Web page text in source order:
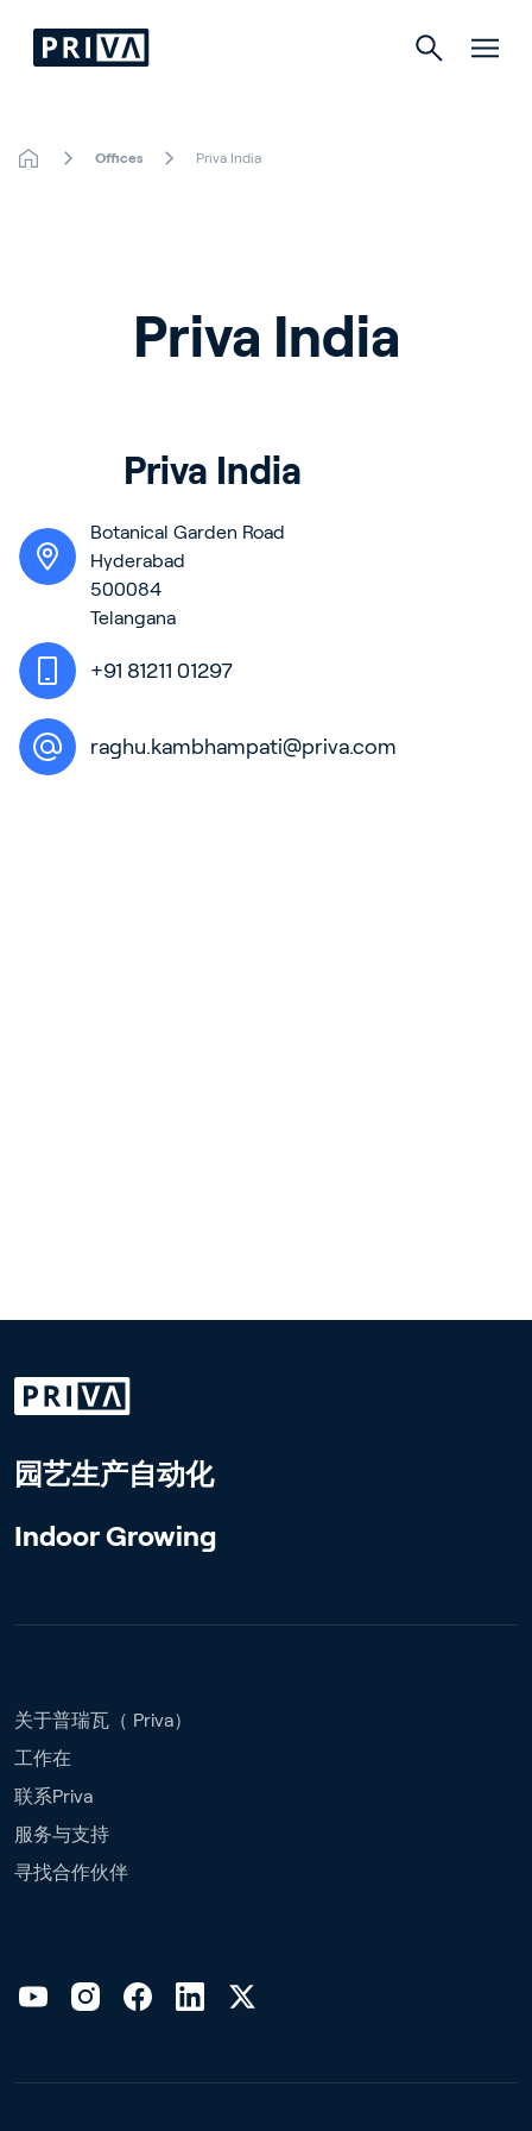
关于普瑞瓦（ Priva）
服务与支持
Partners
中国人
Offices Priva India
Priva India
Priva India
Botanical Garden Road
Hyderabad
500084
Telangana
+91 81211 01297
raghu.kambhampati@priva.com
园艺生产自动化
Indoor Growing
关于普瑞瓦（ Priva）
工作在
联系Priva
服务与支持
寻找合作伙伴